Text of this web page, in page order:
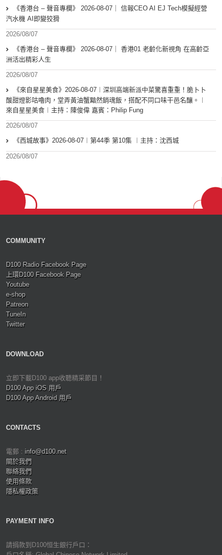
《香港台 – 聲音專欄》 2026-08-07｜ 信報CEO AI EJ Tech模擬經營
汽水機 AI即變狡猾
2026/08/07
《香港台 – 聲音專欄》 2026-08-07｜ 香港01 老齡化新視角 在高齡亞
洲活出精彩人生
2026/08/07
《來自星星美食》2026-08-07︱深圳高端新派中菜驚喜重重！脆卜卜
酸甜燈影咕嚕肉，堂弄黃油蟹黯然銷魂飯，搭配不同口味干邑名釀。︱
來自星星美食︱主持：陳俊偉 嘉賓：Philip Fung
2026/08/07
《西城故事》2026-08-07︱第44季 第10集 ︱主持：沈西城
2026/08/07
COMMUNITY
D100 Radio Facebook Page
上環D100 Facebook Page
Youtube
e-shop
Patreon
TuneIn
Twitter
DOWNLOAD
立即下載D100 app收聽精采節目！
D100 App iOS 用戶
D100 App Android 用戶
CONTACTS
電郵 : info@d100.net
關於我們
聯絡我們
使用條款
隱私權政策
PAYMENT INFO
請捐款到D100恒生銀行戶口：